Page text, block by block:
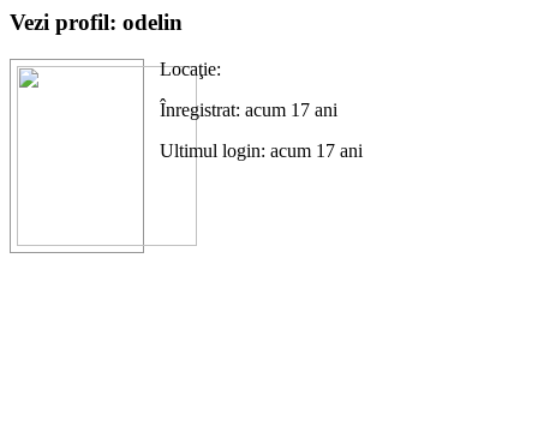
Vezi profil: odelin
Locaţie:
Înregistrat: acum 17 ani
Ultimul login: acum 17 ani